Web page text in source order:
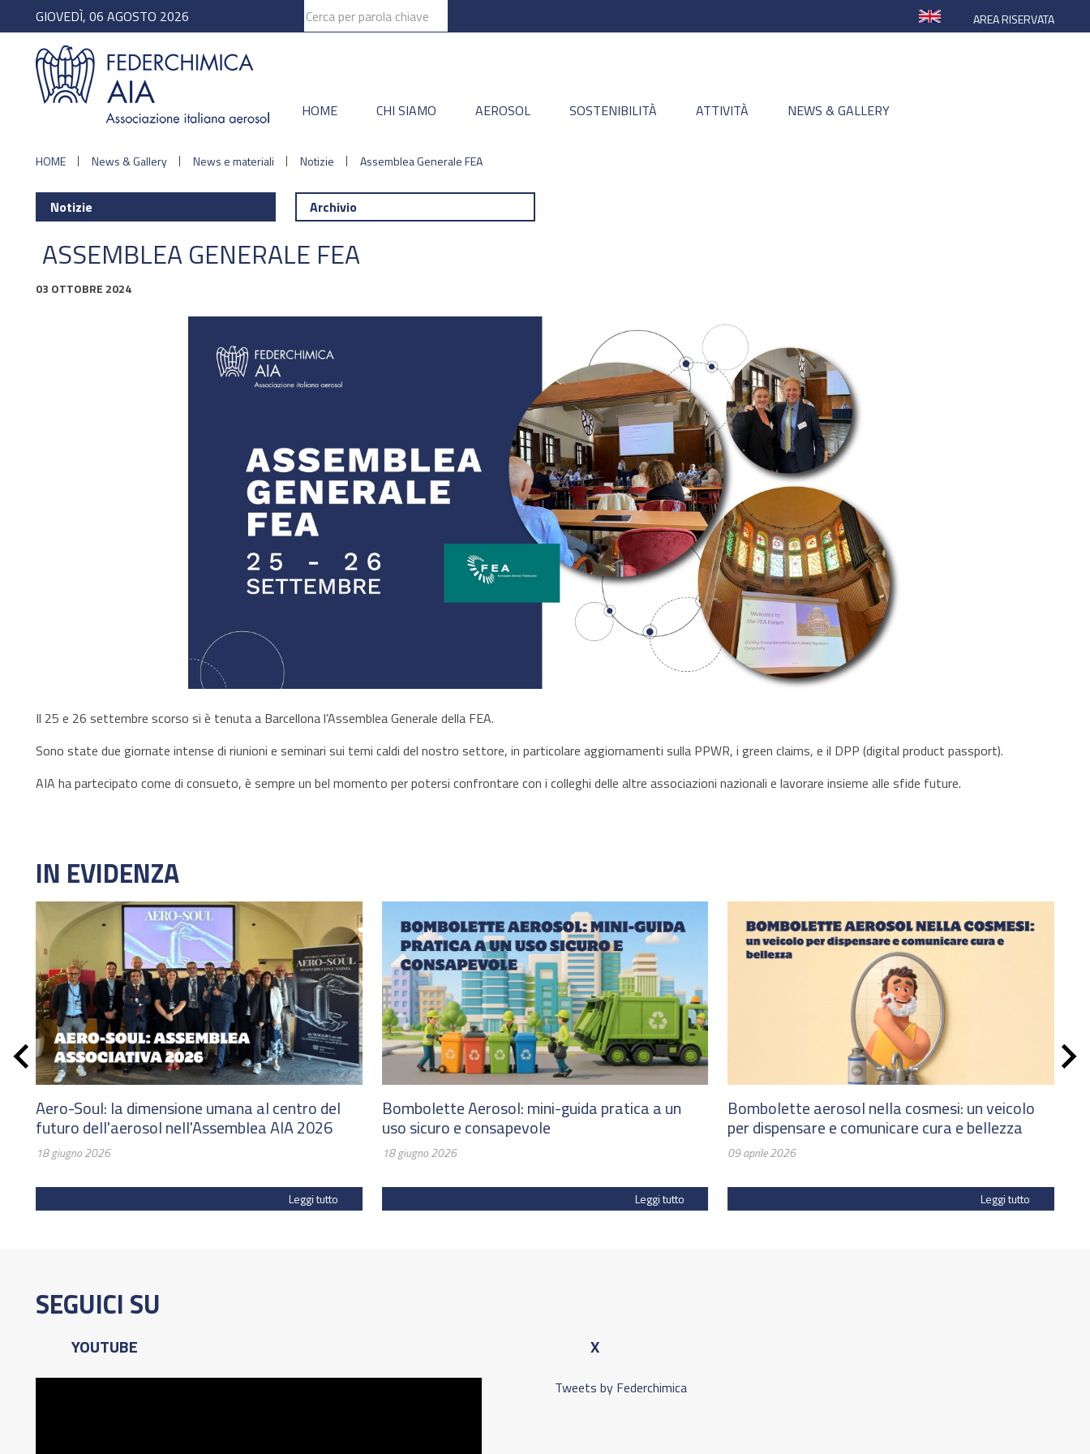
GIOVEDÌ, 06 AGOSTO 2026 AREA RISERVATA
HOME CHI SIAMO AEROSOL SOSTENIBILITÀ ATTIVITÀ NEWS & GALLERY
HOME News & Gallery News e materiali Notizie Assemblea Generale FEA
Notizie Archivio
ASSEMBLEA GENERALE FEA
03 OTTOBRE 2024
Il 25 e 26 settembre scorso si è tenuta a Barcellona l’Assemblea Generale della FEA.
Sono state due giornate intense di riunioni e seminari sui temi caldi del nostro settore, in particolare aggiornamenti sulla PPWR, i green claims, e il DPP (digital product passport).
AIA ha partecipato come di consueto, è sempre un bel momento per potersi confrontare con i colleghi delle altre associazioni nazionali e lavorare insieme alle sfide future.
IN EVIDENZA
Aero-Soul: la dimensione umana al centro del
futuro dell'aerosol nell'Assemblea AIA 2026
18 giugno 2026
Leggi tutto
Bombolette Aerosol: mini-guida pratica a un
uso sicuro e consapevole
18 giugno 2026
Leggi tutto
Bombolette aerosol nella cosmesi: un veicolo
per dispensare e comunicare cura e bellezza
09 aprile 2026
Leggi tutto
SEGUICI SU
YOUTUBE X
Tweets by Federchimica